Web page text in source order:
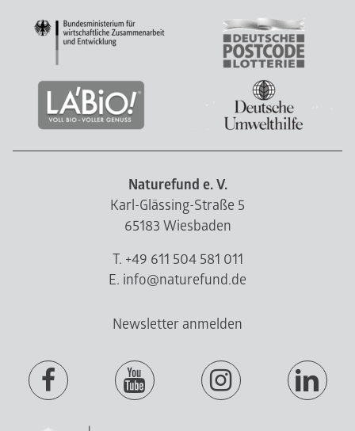
Naturefund e. V.
Karl-Glässing-Straße 5
65183 Wiesbaden
T. +49 611 504 581 011
E. info@naturefund.de
Newsletter anmelden